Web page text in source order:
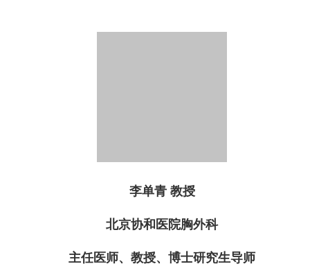
李单青 教授
北京协和医院胸外科
主任医师、教授、博士研究生导师